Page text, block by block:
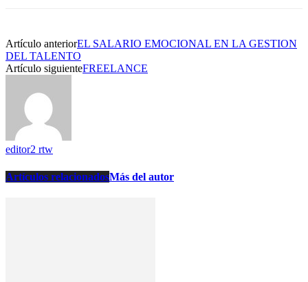
Artículo anteriorEL SALARIO EMOCIONAL EN LA GESTION
DEL TALENTO
Artículo siguienteFREELANCE
editor2 rtw
Artículos relacionadosMás del autor